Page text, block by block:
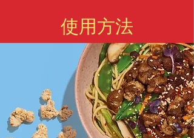
(Himawari Gyoza)
なすとひまわり味噌炒め
(Nasu to Himawari Miso
Itame)
ひまわりドライカレー
使用方法